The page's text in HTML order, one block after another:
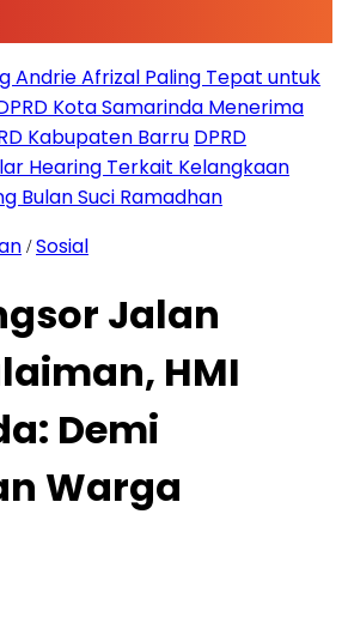
Andrie Afrizal Paling Tepat untuk
Kota Samarinda Menerima
Kabupaten Barru DPRD
Hearing Terkait Kelangkaan
Bulan Suci Ramadhan
/Sosial
Jalan
HMI
Demi
Warga